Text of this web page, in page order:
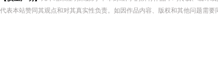
代表本站赞同其观点和对其真实性负责。如因作品内容、版权和其他问题需